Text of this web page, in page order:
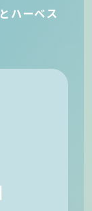
ハーベス